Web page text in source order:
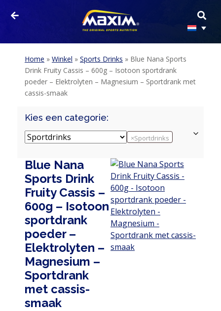
Home » Winkel » Sports Drinks » Blue Nana Sports
Drink Fruity Cassis – 600g – Isotoon sportdrank
poeder – Elektrolyten – Magnesium – Sportdrank met
cassis-smaak
Kies een categorie:
×Sportdrinks
Blue Nana
Sports Drink
Fruity Cassis –
600g – Isotoon
sportdrank
poeder –
Elektrolyten –
Magnesium –
Sportdrank
met cassis-
smaak